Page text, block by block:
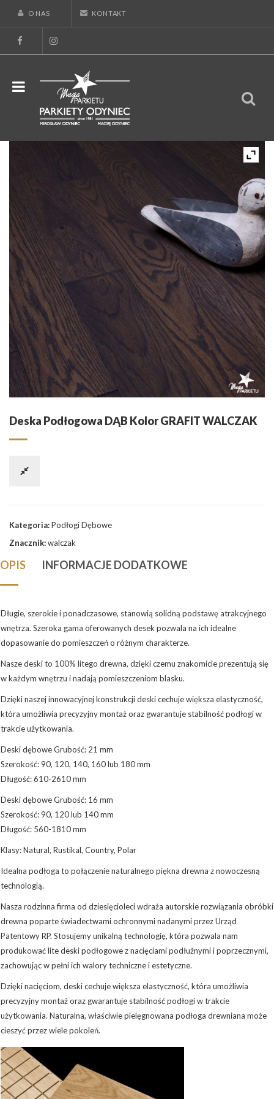
O NAS KONTAKT
Deska Podłogowa DĄB Kolor GRAFIT WALCZAK
Kategoria:Podłogi Dębowe
Znacznik:walczak
OPIS INFORMACJE DODATKOWE
Długie, szerokie i ponadczasowe, stanowią solidną podstawę atrakcyjnego
wnętrza. Szeroka gama oferowanych desek pozwala na ich idealne
dopasowanie do pomieszczeń o różnym charakterze.
Nasze deski to 100% litego drewna, dzięki czemu znakomicie prezentują się
w każdym wnętrzu i nadają pomieszczeniom blasku.
Dzięki naszej innowacyjnej konstrukcji deski cechuje większa elastyczność,
która umożliwia precyzyjny montaż oraz gwarantuje stabilność podłogi w
trakcie użytkowania.
Deski dębowe Grubość: 21 mm
Szerokość: 90, 120, 140, 160 lub 180 mm
Długość: 610-2610 mm
Deski dębowe Grubość: 16 mm
Szerokość: 90, 120 lub 140 mm
Długość: 560-1810 mm
Klasy: Natural, Rustikal, Country, Polar
Idealna podłoga to połączenie naturalnego piękna drewna z nowoczesną
technologią.
Nasza rodzinna firma od dziesięcioleci wdraża autorskie rozwiązania obróbki
drewna poparte świadectwami ochronnymi nadanymi przez Urząd
Patentowy RP. Stosujemy unikalną technologię, która pozwala nam
produkować lite deski podłogowe z nacięciami podłużnymi i poprzecznymi,
zachowując w pełni ich walory techniczne i estetyczne.
Dzięki nacięciom, deski cechuje większa elastyczność, która umożliwia
precyzyjny montaż oraz gwarantuje stabilność podłogi w trakcie
użytkowania. Naturalna, właściwie pielęgnowana podłoga drewniana może
cieszyć przez wiele pokoleń.